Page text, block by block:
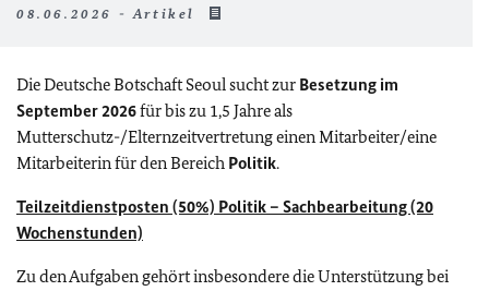
08.06.2026 - Artikel
Die Deutsche Botschaft Seoul sucht zur Besetzung im
September 2026für bis zu 1,5 Jahre als
Mutterschutz-/Elternzeitvertretung einen Mitarbeiter/eine
Mitarbeiterin für den Bereich Politik.
Teilzeitdienstposten (50%) Politik – Sachbearbeitung (20
Wochenstunden)
Zu den Aufgaben gehört insbesondere die Unterstützung bei